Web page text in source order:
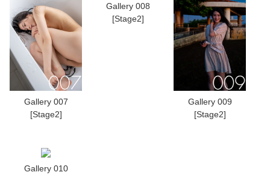
Gallery 007
[Stage2]
Gallery 008
[Stage2]
Gallery 009
[Stage2]
Gallery 010